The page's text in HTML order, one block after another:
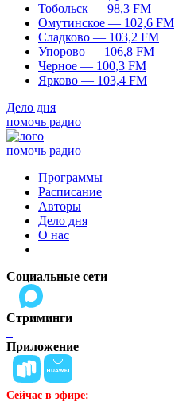
Тобольск — 98,3 FM
Омутинское — 102,6 FM
Сладково — 103,2 FM
Упорово — 106,8 FM
Черное — 100,3 FM
Ярково — 103,4 FM
Дело дня
помочь радио
помочь радио
Программы
Расписание
Авторы
Дело дня
О нас
Социальные сети
Стриминги
Приложение
Сейчас в эфире: